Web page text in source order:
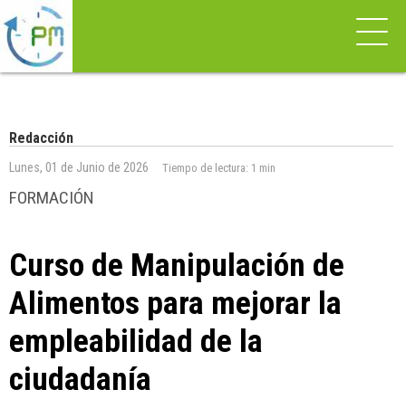
Redacción
Lunes, 01 de Junio de 2026 Tiempo de lectura: 1 min
FORMACIÓN
Curso de Manipulación de
Alimentos para mejorar la
empleabilidad de la
ciudadanía